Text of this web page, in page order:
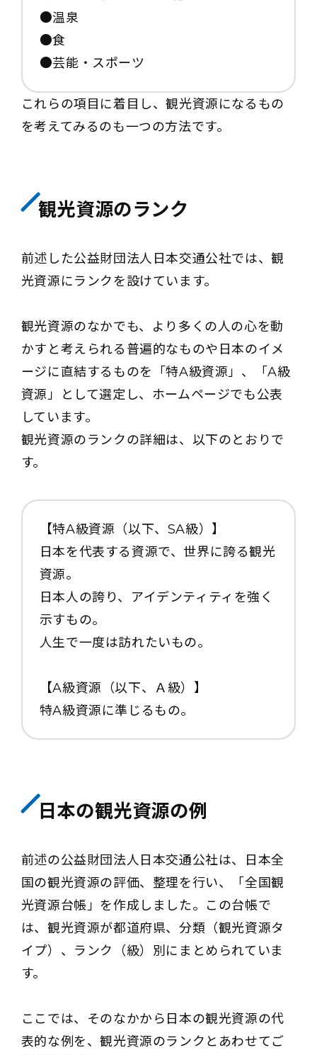
●温泉
●食
●芸能・スポーツ
これらの項目に着目し、観光資源になるもの
を考えてみるのも一つの方法です。
観光資源のランク
前述した公益財団法人日本交通公社では、観
光資源にランクを設けています。
観光資源のなかでも、より多くの人の心を動
かすと考えられる普遍的なものや日本のイメ
ージに直結するものを「特A級資源」、「A級
資源」として選定し、ホームページでも公表
しています。
観光資源のランクの詳細は、以下のとおりで
す。
【特A級資源（以下、SA級）】
日本を代表する資源で、世界に誇る観光
資源。
日本人の誇り、アイデンティティを強く
示すもの。
人生で一度は訪れたいもの。
【A級資源（以下、Ａ級）】
特A級資源に準じるもの。
日本の観光資源の例
前述の公益財団法人日本交通公社は、日本全
国の観光資源の評価、整理を行い、「全国観
光資源台帳」を作成しました。この台帳で
は、観光資源が都道府県、分類（観光資源タ
イプ）、ランク（級）別にまとめられていま
す。
ここでは、そのなかから日本の観光資源の代
表的な例を、観光資源のランクとあわせてご